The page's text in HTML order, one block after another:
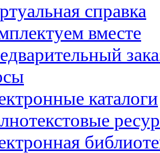
справка
вместе
каталоги